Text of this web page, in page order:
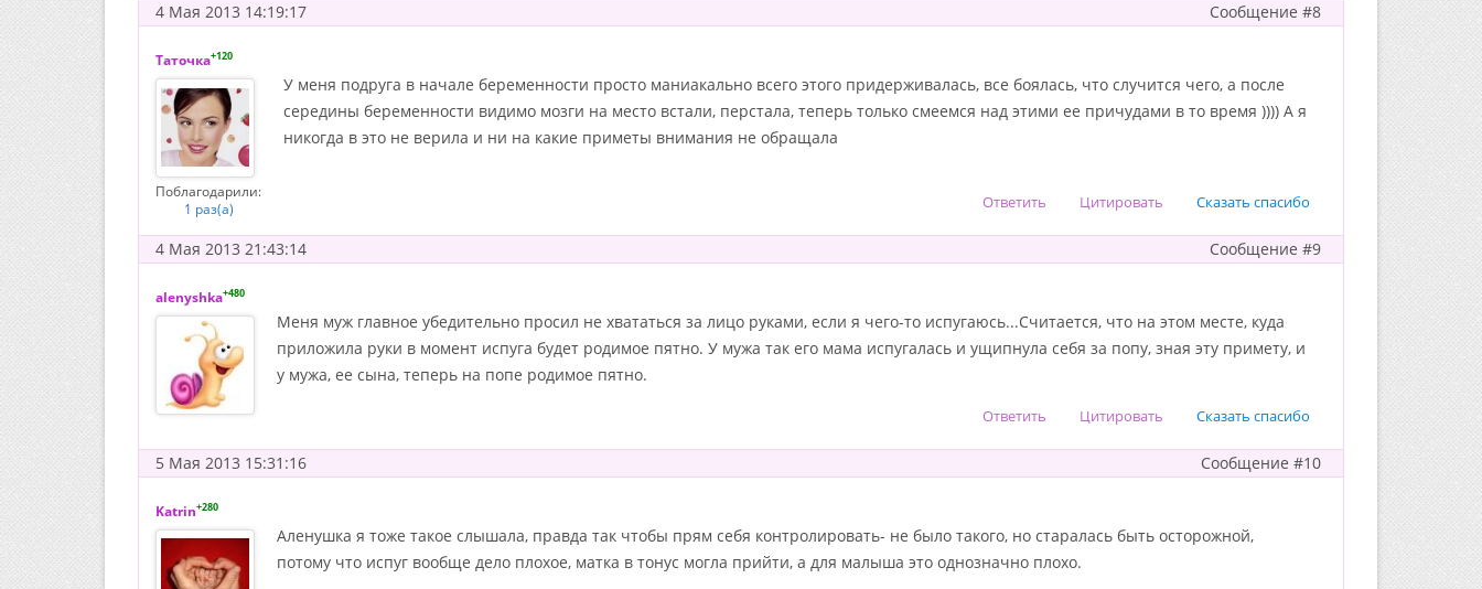
Сообщение #8
4 Мая 2013 14:19:17
Таточка+120
Поблагодарили:
1 раз(а)
У меня подруга в начале беременности просто маниакально всего этого придерживалась, все боялась, что случится чего, а после
середины беременности видимо мозги на место встали, перстала, теперь только смеемся над этими ее причудами в то время )))) А я
никогда в это не верила и ни на какие приметы внимания не обращала
Сказать спасибо
Цитировать
Ответить
Сообщение #9
4 Мая 2013 21:43:14
alenyshka+480
Меня муж главное убедительно просил не хвататься за лицо руками, если я чего-то испугаюсь...Считается, что на этом месте, куда
приложила руки в момент испуга будет родимое пятно. У мужа так его мама испугалась и ущипнула себя за попу, зная эту примету, и
у мужа, ее сына, теперь на попе родимое пятно.
Сказать спасибо
Цитировать
Ответить
Сообщение #10
5 Мая 2013 15:31:16
Katrin+280
Аленушка я тоже такое слышала, правда так чтобы прям себя контролировать- не было такого, но старалась быть осторожной,
потому что испуг вообще дело плохое, матка в тонус могла прийти, а для малыша это однозначно плохо.